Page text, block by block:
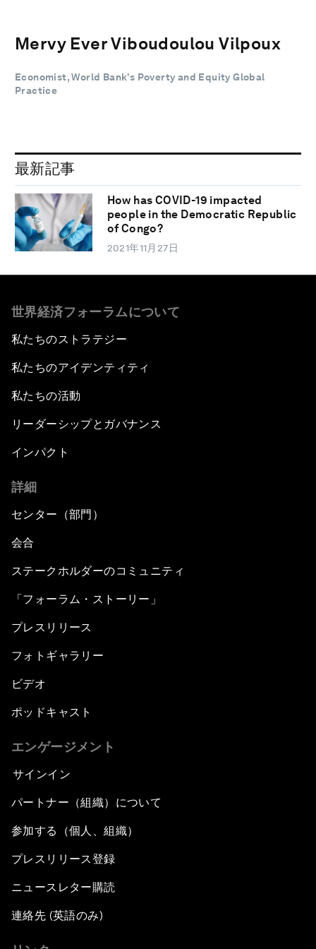
Mervy Ever Viboudoulou Vilpoux
Economist, World Bank’s Poverty and Equity Global
Practice
最新記事
How has COVID-19 impacted
people in the Democratic Republic
of Congo?
2021年11月27日
世界経済フォーラムについて
私たちのストラテジー
私たちのアイデンティティ
私たちの活動
リーダーシップとガバナンス
インパクト
詳細
センター（部門）
会合
ステークホルダーのコミュニティ
「フォーラム・ストーリー」
プレスリリース
フォトギャラリー
ビデオ
ポッドキャスト
エンゲージメント
サインイン
パートナー（組織）について
参加する（個人、組織）
プレスリリース登録
ニュースレター購読
連絡先 (英語のみ)